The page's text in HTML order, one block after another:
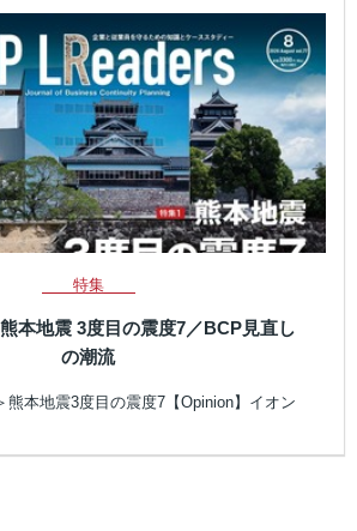
特集
本地震 3度目の震度7／BCP見直し
の潮流
熊本地震3度目の震度7【Opinion】イオン